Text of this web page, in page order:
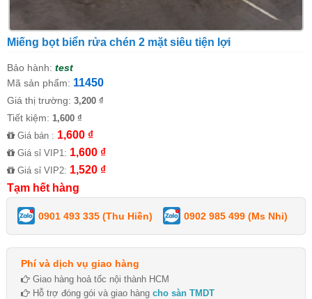
Miếng bọt biển rửa chén 2 mặt siêu tiện lợi
Bảo hành: test
Mã sản phẩm: 11450
Giá thị trường: 3,200 ₫
Tiết kiệm: 1,600 ₫
Giá bán : 1,600 ₫
Giá sỉ VIP1: 1,600 ₫
Giá sỉ VIP2: 1,520 ₫
Tạm hết hàng
0901 493 335 (Thu Hiền) 0902 985 499 (Ms Nhi)
Phí và dịch vụ giao hàng
Giao hàng hoả tốc nội thành HCM
Hỗ trợ đóng gói và giao hàng cho sàn TMDT